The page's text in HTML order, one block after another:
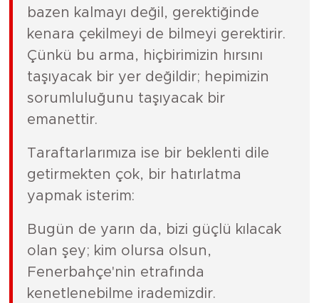
bazen kalmayı değil, gerektiğinde
kenara çekilmeyi de bilmeyi gerektirir.
Çünkü bu arma, hiçbirimizin hırsını
taşıyacak bir yer değildir; hepimizin
sorumluluğunu taşıyacak bir
emanettir.
Taraftarlarımıza ise bir beklenti dile
getirmekten çok, bir hatırlatma
yapmak isterim:
Bugün de yarın da, bizi güçlü kılacak
olan şey; kim olursa olsun,
Fenerbahçe'nin etrafında
kenetlenebilme irademizdir.